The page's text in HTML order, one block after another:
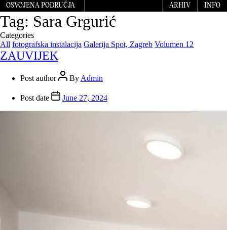
OSVOJENA PODRUČJA ARHIV INFO
Tag: Sara Grgurić
Categories
All fotografska instalacija Galerija Spot, Zagreb Volumen 12
ZAUVIJEK
Post author By Admin
Post date June 27, 2024